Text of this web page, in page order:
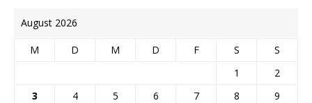
August 2026
M D M D F S
S
1
2
3
4 5 6 7 8
9